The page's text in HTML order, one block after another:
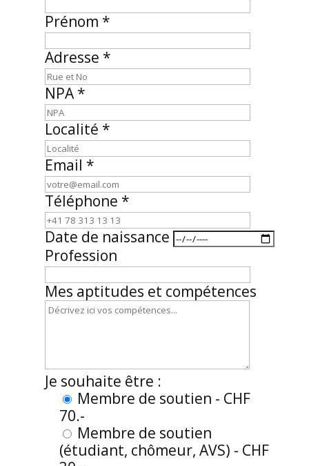
Prénom *
Adresse *
NPA *
Localité *
Email *
Téléphone *
Date de naissance
Profession
Mes aptitudes et compétences
Je souhaite être :
Membre de soutien - CHF
70.-
Membre de soutien
(étudiant, chômeur, AVS) - CHF